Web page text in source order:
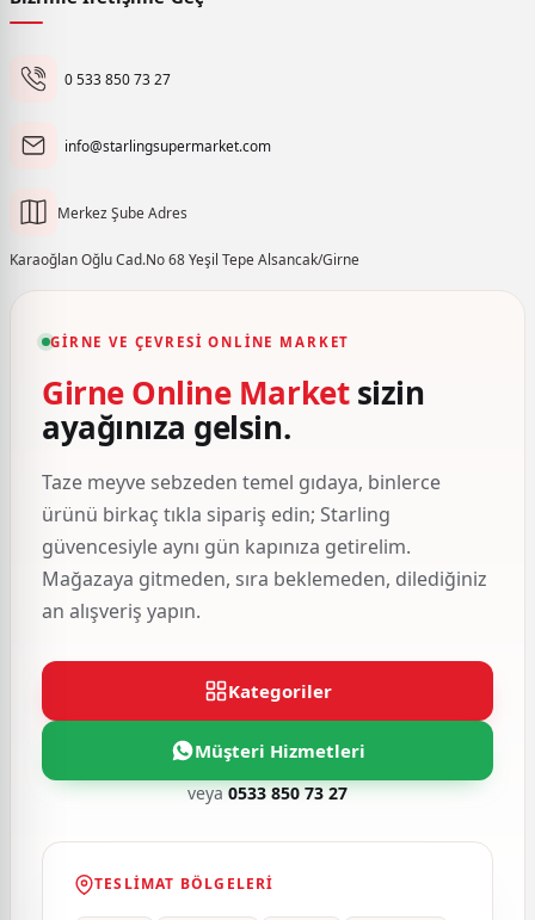
0 533 850 73 27
info@starlingsupermarket.com
Merkez Şube Adres
Karaoğlan Oğlu Cad.No 68 Yeşil Tepe Alsancak/Girne
GIRNE VE ÇEVRESI ONLINE MARKET
Girne Online Marketsizin
ayağınıza gelsin.
Taze meyve sebzeden temel gıdaya, binlerce
ürünü birkaç tıkla sipariş edin; Starling
güvencesiyle aynı gün kapınıza getirelim.
Mağazaya gitmeden, sıra beklemeden, dilediğiniz
an alışveriş yapın.
Kategoriler
Müşteri Hizmetleri
veya0533 850 73 27
TESLIMAT BÖLGELERI